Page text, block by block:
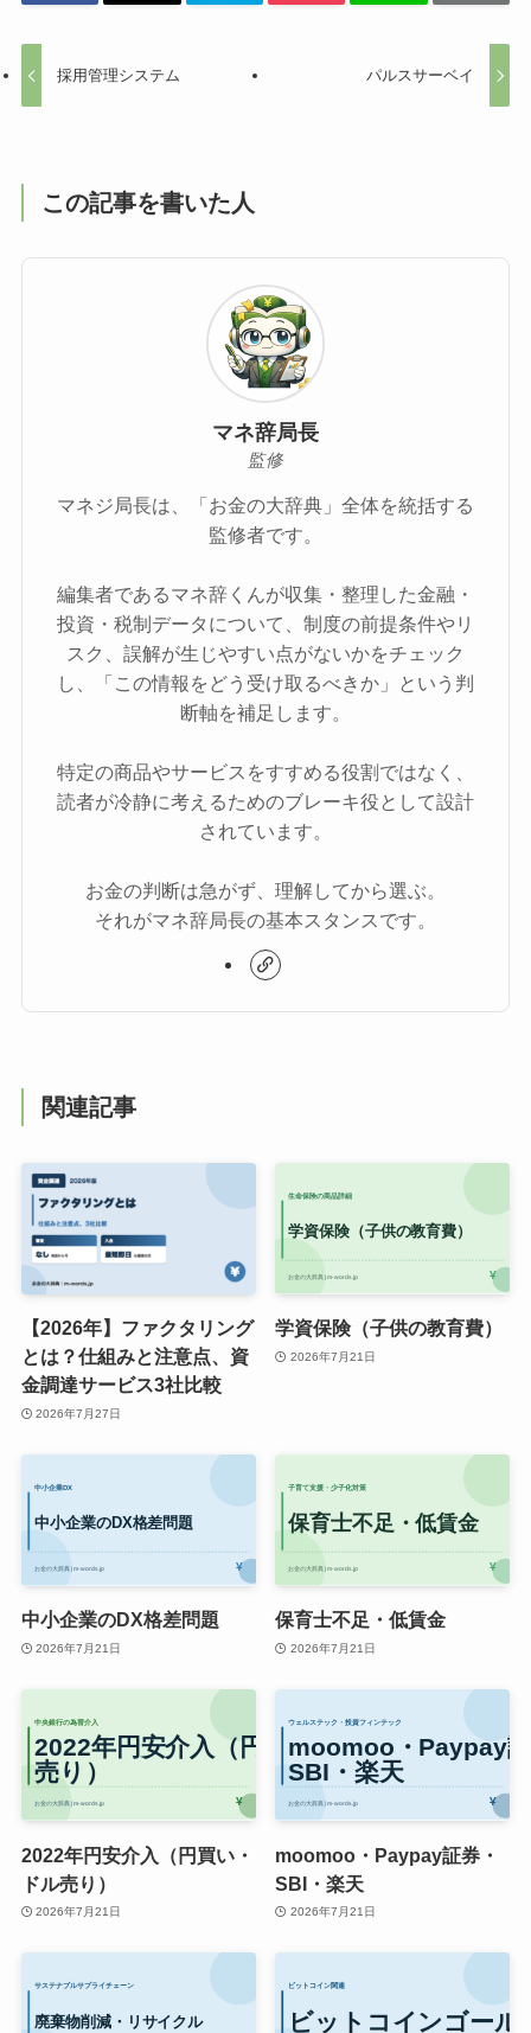
採用管理システム パルスサーベイ
この記事を書いた人
マネ辞局長
監修
マネジ局長は、「お金の大辞典」全体を統括する
監修者です。
編集者であるマネ辞くんが収集・整理した金融・
投資・税制データについて、制度の前提条件やリ
スク、誤解が生じやすい点がないかをチェック
し、「この情報をどう受け取るべきか」という判
断軸を補足します。
特定の商品やサービスをすすめる役割ではなく、
読者が冷静に考えるためのブレーキ役として設計
されています。
お金の判断は急がず、理解してから選ぶ。
それがマネ辞局長の基本スタンスです。
関連記事
【2026年】ファクタリング
とは？仕組みと注意点、資
金調達サービス3社比較
2026年7月27日
学資保険（子供の教育費）
2026年7月21日
中小企業のDX格差問題
2026年7月21日
保育士不足・低賃金
2026年7月21日
2022年円安介入（円買い・
ドル売り）
2026年7月21日
moomoo・Paypay証券・
SBI・楽天
2026年7月21日